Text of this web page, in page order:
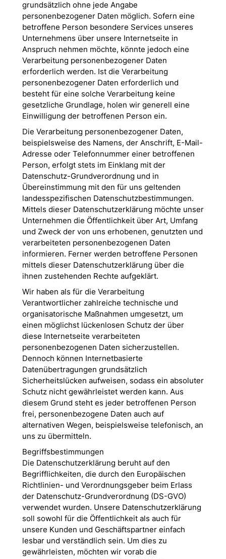
grundsätzlich ohne jede Angabe
personenbezogener Daten möglich. Sofern eine
betroffene Person besondere Services unseres
Unternehmens über unsere Internetseite in
Anspruch nehmen möchte, könnte jedoch eine
Verarbeitung personenbezogener Daten
erforderlich werden. Ist die Verarbeitung
personenbezogener Daten erforderlich und
besteht für eine solche Verarbeitung keine
gesetzliche Grundlage, holen wir generell eine
Einwilligung der betroffenen Person ein.
Die Verarbeitung personenbezogener Daten,
beispielsweise des Namens, der Anschrift, E-Mail-
Adresse oder Telefonnummer einer betroffenen
Person, erfolgt stets im Einklang mit der
Datenschutz-Grundverordnung und in
Übereinstimmung mit den für uns geltenden
landesspezifischen Datenschutzbestimmungen.
Mittels dieser Datenschutzerklärung möchte unser
Unternehmen die Öffentlichkeit über Art, Umfang
und Zweck der von uns erhobenen, genutzten und
verarbeiteten personenbezogenen Daten
informieren. Ferner werden betroffene Personen
mittels dieser Datenschutzerklärung über die
ihnen zustehenden Rechte aufgeklärt.
Wir haben als für die Verarbeitung
Verantwortlicher zahlreiche technische und
organisatorische Maßnahmen umgesetzt, um
einen möglichst lückenlosen Schutz der über
diese Internetseite verarbeiteten
personenbezogenen Daten sicherzustellen.
Dennoch können Internetbasierte
Datenübertragungen grundsätzlich
Sicherheitslücken aufweisen, sodass ein absoluter
Schutz nicht gewährleistet werden kann. Aus
diesem Grund steht es jeder betroffenen Person
frei, personenbezogene Daten auch auf
alternativen Wegen, beispielsweise telefonisch, an
uns zu übermitteln.
Begriffsbestimmungen
Die Datenschutzerklärung beruht auf den
Begrifflichkeiten, die durch den Europäischen
Richtlinien- und Verordnungsgeber beim Erlass
der Datenschutz-Grundverordnung (DS-GVO)
verwendet wurden. Unsere Datenschutzerklärung
soll sowohl für die Öffentlichkeit als auch für
unsere Kunden und Geschäftspartner einfach
lesbar und verständlich sein. Um dies zu
gewährleisten, möchten wir vorab die